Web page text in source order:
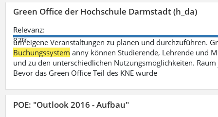
Green Office der Hochschule Darmstadt (h_da)
Relevanz:
87%
um eigene Veranstaltungen zu planen und durchzuführen.
Buchungssystem anny können Studierende, Lehrende und
und zu den unterschiedlichen Nutzungsmöglichkeiten.
Bevor das Green Office Teil des KNE wurde
POE: "Outlook 2016 - Aufbau"